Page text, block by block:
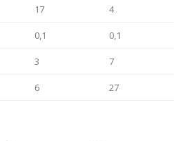
17 4
0,1 0,1
3 7
6 27